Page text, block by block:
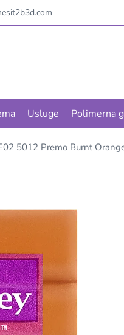
Usluge Polimerna
5012 Premo Burnt